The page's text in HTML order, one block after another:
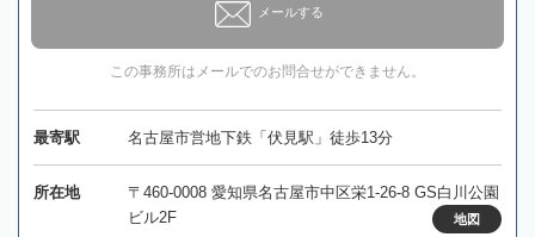
メールする
この事務所はメールでのお問合せができません。
最寄駅 名古屋市営地下鉄「伏見駅」徒歩13分
所在地
〒460-0008 愛知県名古屋市中区栄1-26-8 GS白川公園
ビル2F
地図